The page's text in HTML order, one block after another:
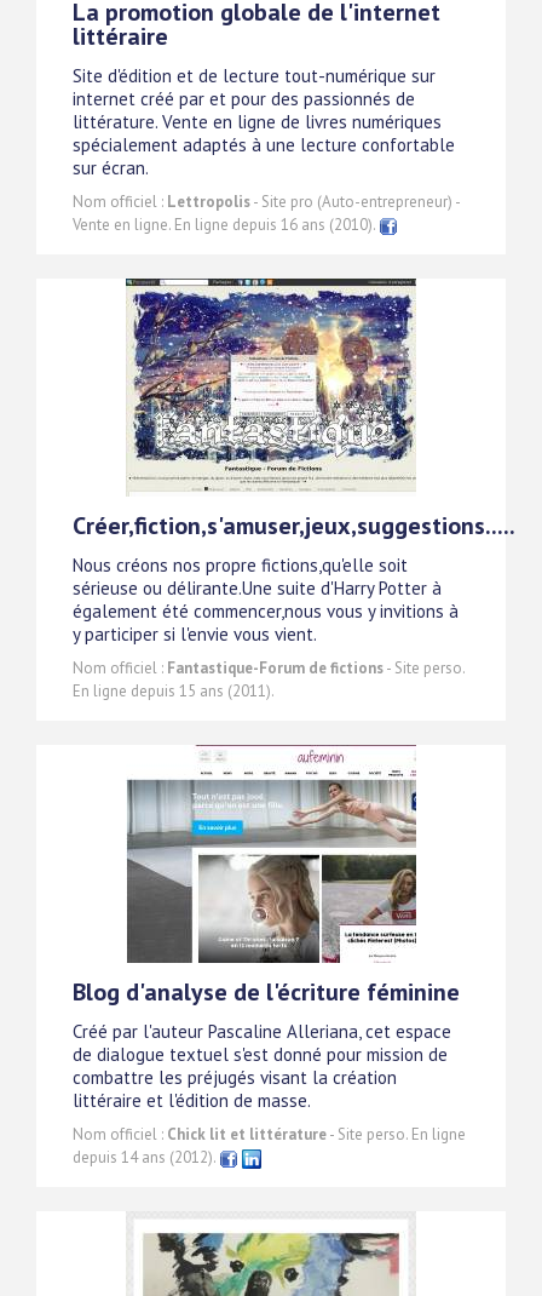
La promotion globale de l'internet
littéraire
Site d'édition et de lecture tout-numérique sur
internet créé par et pour des passionnés de
littérature. Vente en ligne de livres numériques
spécialement adaptés à une lecture confortable
sur écran.
Nom officiel : Lettropolis- Site pro (Auto-entrepreneur) -
Vente en ligne. En ligne depuis 16 ans (2010).
Créer,fiction,s'amuser,jeux,suggestions.....
Nous créons nos propre fictions,qu'elle soit
sérieuse ou délirante.Une suite d'Harry Potter à
également été commencer,nous vous y invitions à
y participer si l'envie vous vient.
Nom officiel : Fantastique-Forum de fictions- Site perso.
En ligne depuis 15 ans (2011).
Blog d'analyse de l'écriture féminine
Créé par l'auteur Pascaline Alleriana, cet espace
de dialogue textuel s'est donné pour mission de
combattre les préjugés visant la création
littéraire et l'édition de masse.
Nom officiel : Chick lit et littérature- Site perso. En ligne
depuis 14 ans (2012).